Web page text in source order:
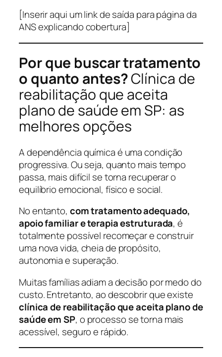
[Inserir aqui um link de saída para página da
ANS explicando cobertura]
Por que buscar tratamento
o quanto antes?Clínica de
reabilitação que aceita
plano de saúde em SP: as
melhores opções
A dependência química é uma condição
progressiva. Ou seja, quanto mais tempo
passa, mais difícil se torna recuperar o
equilíbrio emocional, físico e social.
No entanto, com tratamento adequado,
apoio familiar e terapia estruturada, é
totalmente possível recomeçar e construir
uma nova vida, cheia de propósito,
autonomia e superação.
Muitas famílias adiam a decisão por medo do
custo. Entretanto, ao descobrir que existe
clínica de reabilitação que aceita plano de
saúde em SP, o processo se torna mais
acessível, seguro e rápido.